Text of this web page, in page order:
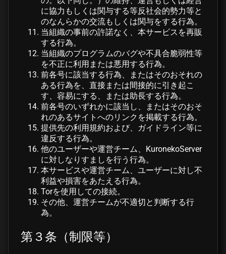
に協力もしくは関与する等反社会的勢力等と
のなんらかの交流もしくは関与をする行為。
当組織の事前の許諾なく、本サービスを再販
する行為。
当組織のプログラムのバグや不具合脆弱性等
を不正に利用または悪用する行為。
前各号に該当する行為、またはそのおそれの
ある行為を、直接または間接的に引き起こ
す、容易にする、または助長する行為。
前各号のいずれかに該当し、またはそのおそ
れのあるサイトへのリンクを掲載する行為。
提供先の利用規約および、ガイドライン等に
違反する行為。
他のユーザーや運営チーム、KuronekoServer
に対しなりすましを行う行為。
本サービスや運営チーム、ユーザーに対し不
利益や損害をあたえる行為。
Torを使用しての接続。
その他、運営チームが不適切と判断する行
為。
第３条（制限等）